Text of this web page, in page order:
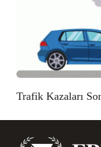
Trafik Kazaları